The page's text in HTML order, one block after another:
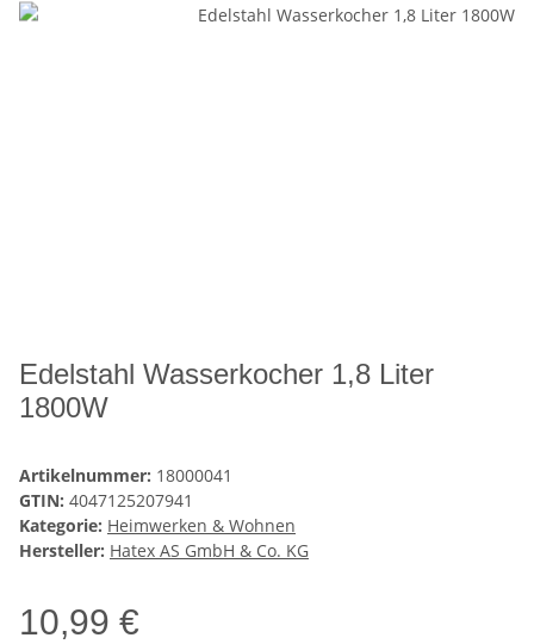
Edelstahl Wasserkocher 1,8 Liter
1800W
Artikelnummer: 18000041
GTIN: 4047125207941
Kategorie: Heimwerken & Wohnen
Hersteller: Hatex AS GmbH & Co. KG
10,99 €